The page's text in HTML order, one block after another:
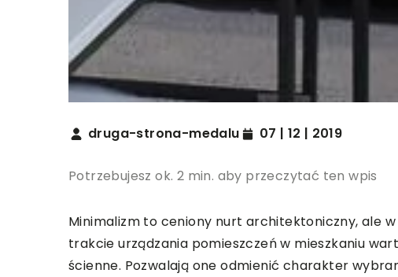
druga-strona-medalu 07 | 12 | 2019
Potrzebujesz ok. 2 min. aby przeczytać ten wpis
Minimalizm to ceniony nurt architektoniczny, ale
trakcie urządzania pomieszczeń w mieszkaniu
ścienne. Pozwalają one odmienić charakter